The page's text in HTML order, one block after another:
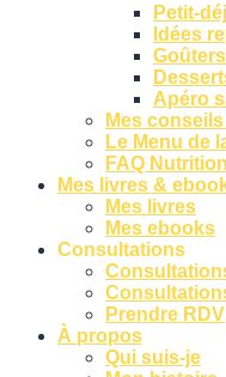
Petit-
Idées
Apéro
Mes
Le Menu de
FAQ Nutrition
Mes livres &
Mes livres
Mes ebooks
Consultations
Prendre RDV
À propos
Qui suis-je